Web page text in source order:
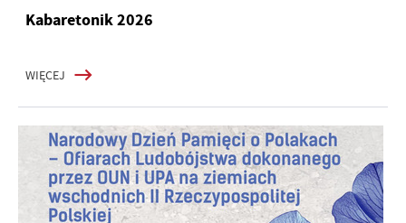
Kabaretonik 2026
WIĘCEJ